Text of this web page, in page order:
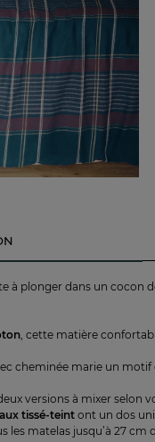
à plonger dans un cocon
, cette matière
cheminée marie un motif
versions à mixer selon
tissé-teintont un dos
les matelas jusqu’à 27